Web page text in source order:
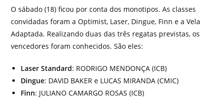
O sábado (18) ficou por conta dos monotipos. As classes
convidadas foram a Optimist, Laser, Dingue, Finn e a Vela
Adaptada. Realizando duas das três regatas previstas, os
vencedores foram conhecidos. São eles:
Laser Standard: RODRIGO MENDONÇA (ICB)
Dingue: DAVID BAKER e LUCAS MIRANDA (CMIC)
Finn: JULIANO CAMARGO ROSAS (ICB)